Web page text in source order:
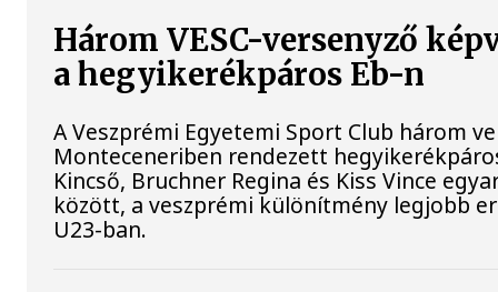
Három VESC-versenyző
a hegyikerékpáros Eb-n
A Veszprémi Egyetemi Sport Club három
Monteceneriben rendezett
Kincső, Bruchner Regina és Kiss Vince
között, a veszprémi különítmény legjobb
U23-ban.